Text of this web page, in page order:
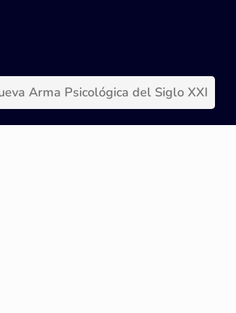
Arma Psicológica del Siglo XXI